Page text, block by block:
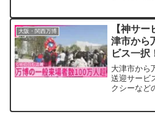
ツアー」
た旅を実
出に残る最
んか？
大阪・関西万博
【神サ
津市から
ビス一択
大津市から
送迎サービ
クシーなど